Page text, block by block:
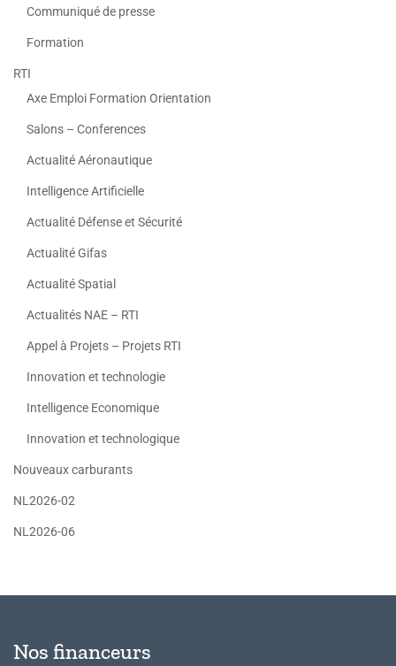
Communiqué de presse
Formation
RTI
Axe Emploi Formation Orientation
Salons – Conferences
Actualité Aéronautique
Intelligence Artificielle
Actualité Défense et Sécurité
Actualité Gifas
Actualité Spatial
Actualités NAE – RTI
Appel à Projets – Projets RTI
Innovation et technologie
Intelligence Economique
Innovation et technologique
Nouveaux carburants
NL2026-02
NL2026-06
Nos financeurs